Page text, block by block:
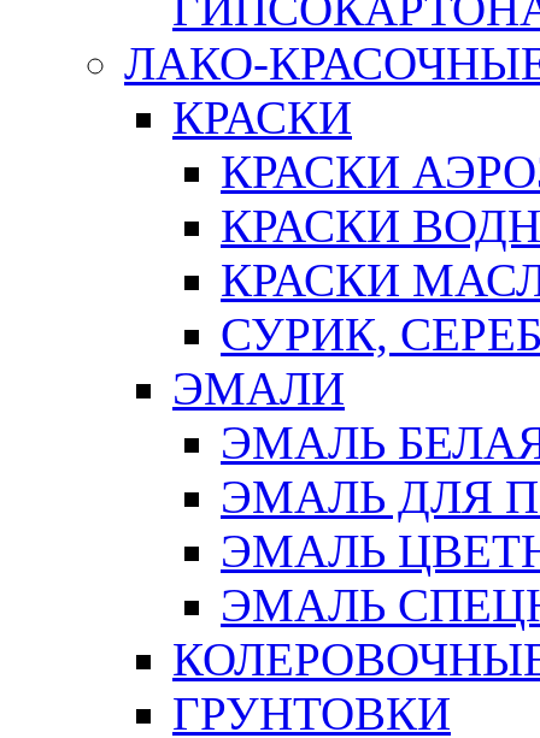
ЛАКО-
КРАСКИ
КРАСКИ
КРАСКИ
КРАСКИ
СУРИК,
ЭМАЛИ
ЭМАЛЬ
ЭМАЛЬ ДЛЯ
ЭМАЛЬ
ЭМАЛЬ
ГРУНТОВКИ